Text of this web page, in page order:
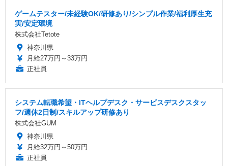
ゲームテスター/未経験OK/研修あり/シンプル作業/福利厚生充
実/安定環境
株式会社Tetote
神奈川県
月給27万円～33万円
正社員
システム転職希望・ITヘルプデスク・サービスデスクスタッ
フ/週休2日制/スキルアップ研修あり
株式会社GUM
神奈川県
月給32万円～50万円
正社員